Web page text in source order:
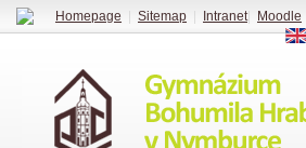
Homepage Sitemap Intranet|
Moodle